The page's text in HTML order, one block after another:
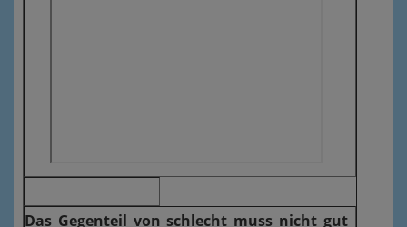
Das Gegenteil von schlecht muss nicht gut